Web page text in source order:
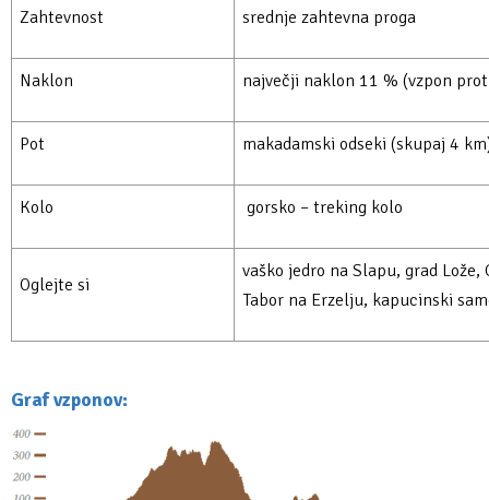
Zahtevnost srednje zahtevna proga
Naklon največji naklon 11 % (vzpon
Pot makadamski odseki (skupaj 4
Kolo gorsko – treking kolo
Oglejte si
vaško jedro na Slapu, grad
Tabor na Erzelju, kapucinski
Graf vzponov: